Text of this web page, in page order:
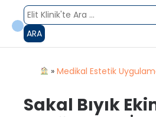
ARA
»Medikal Estetik
Sakal Bıyık